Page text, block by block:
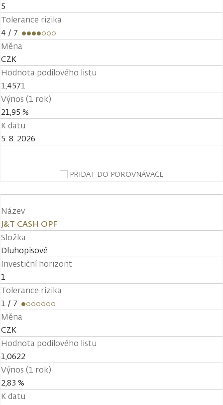
5
Tolerance rizika
4 / 7
Měna
CZK
Hodnota podílového listu
1,4571
Výnos (1 rok)
21,95 %
K datu
5. 8. 2026
PŘIDAT DO POROVNÁVAČE
Název
J&T CASH OPF
Složka
Dluhopisové
Investiční horizont
1
Tolerance rizika
1 / 7
Měna
CZK
Hodnota podílového listu
1,0622
Výnos (1 rok)
2,83 %
K datu